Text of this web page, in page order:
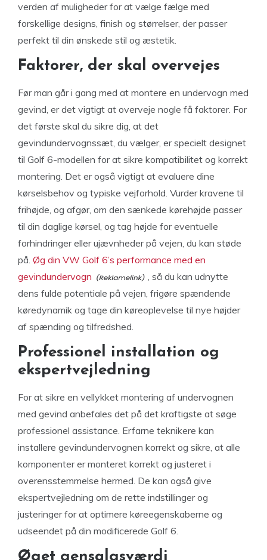
verden af muligheder for at vælge fælge med
forskellige designs, finish og størrelser, der passer
perfekt til din ønskede stil og æstetik.
Faktorer, der skal overvejes
Før man går i gang med at montere en undervogn med
gevind, er det vigtigt at overveje nogle få faktorer. For
det første skal du sikre dig, at det
gevindundervognssæt, du vælger, er specielt designet
til Golf 6-modellen for at sikre kompatibilitet og korrekt
montering. Det er også vigtigt at evaluere dine
kørselsbehov og typiske vejforhold. Vurder kravene til
frihøjde, og afgør, om den sænkede kørehøjde passer
til din daglige kørsel, og tag højde for eventuelle
forhindringer eller ujævnheder på vejen, du kan støde
på. Øg din VW Golf 6’s performance med en
gevindundervogn
, så du kan udnytte
dens fulde potentiale på vejen, frigøre spændende
køredynamik og tage din køreoplevelse til nye højder
af spænding og tilfredshed.
Professionel installation og
ekspertvejledning
For at sikre en vellykket montering af undervognen
med gevind anbefales det på det kraftigste at søge
professionel assistance. Erfarne teknikere kan
installere gevindundervognen korrekt og sikre, at alle
komponenter er monteret korrekt og justeret i
overensstemmelse hermed. De kan også give
ekspertvejledning om de rette indstillinger og
justeringer for at optimere køreegenskaberne og
udseendet på din modificerede Golf 6.
Øget gensalgsværdi